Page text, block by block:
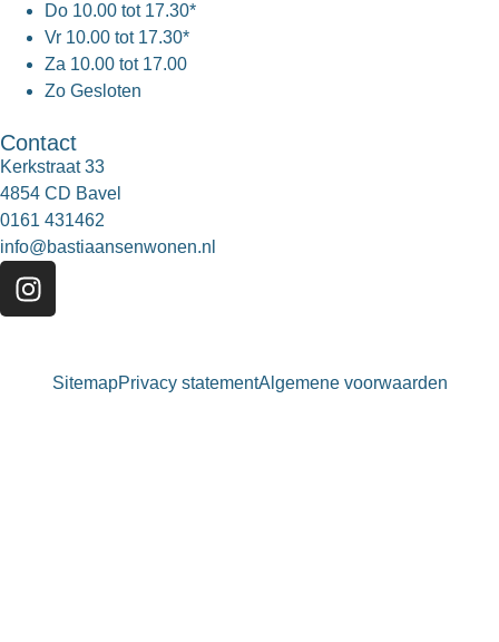
Do 10.00 tot 17.30*
Vr 10.00 tot 17.30*
Za 10.00 tot 17.00
Zo Gesloten
Contact
Kerkstraat 33
4854 CD Bavel
0161 431462
info@bastiaansenwonen.nl
SitemapPrivacy statementAlgemene voorwaarden